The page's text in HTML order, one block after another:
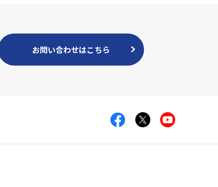
お問い合わせはこちら